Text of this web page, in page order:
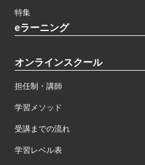
特集
eラーニング
オンラインスクール
担任制・講師
学習メソッド
受講までの流れ
学習レベル表